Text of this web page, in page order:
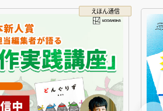
えほん通信